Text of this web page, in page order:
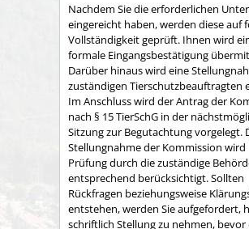
Nachdem Sie die erforderlichen
eingereicht haben, werden diese auf
Vollständigkeit geprüft. Ihnen wird
formale Eingangsbestätigung
Darüber hinaus wird eine
zuständigen Tierschutzbeauftragten
Im Anschluss wird der Antrag der
nach § 15 TierSchG in der
Sitzung zur Begutachtung vorgelegt.
Stellungnahme der Kommission wird
Prüfung durch die zuständige
entsprechend berücksichtigt. Sollten
Rückfragen beziehungsweise
entstehen, werden Sie aufgefordert,
schriftlich Stellung zu nehmen, bevor